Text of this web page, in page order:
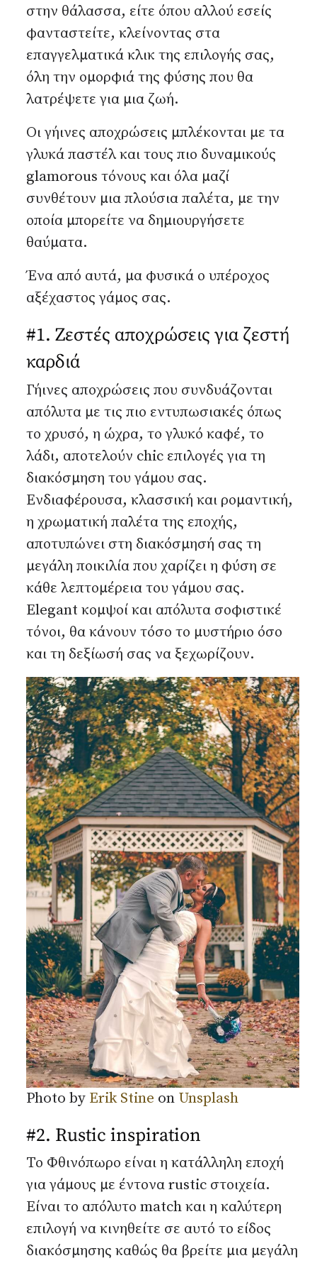
στην θάλασσα, είτε όπου αλλού εσείς
φανταστείτε, κλείνοντας στα
επαγγελματικά κλικ της επιλογής σας,
όλη την ομορφιά της φύσης που θα
λατρέψετε για μια ζωή.
Οι γήινες αποχρώσεις μπλέκονται με τα
γλυκά παστέλ και τους πιο δυναμικούς
glamorous τόνους και όλα μαζί
συνθέτουν μια πλούσια παλέτα, με την
οποία μπορείτε να δημιουργήσετε
θαύματα.
Ένα από αυτά, μα φυσικά ο υπέροχος
αξέχαστος γάμος σας.
#1. Ζεστές αποχρώσεις για ζεστή
καρδιά
Γήινες αποχρώσεις που συνδυάζονται
απόλυτα με τις πιο εντυπωσιακές όπως
το χρυσό, η ώχρα, το γλυκό καφέ, το
λάδι, αποτελούν chic επιλογές για τη
διακόσμηση του γάμου σας.
Ενδιαφέρουσα, κλασσική και ρομαντική,
η χρωματική παλέτα της εποχής,
αποτυπώνει στη διακόσμησή σας τη
μεγάλη ποικιλία που χαρίζει η φύση σε
κάθε λεπτομέρεια του γάμου σας.
Elegant κομψοί και απόλυτα σοφιστικέ
τόνοι, θα κάνουν τόσο το μυστήριο όσο
και τη δεξίωσή σας να ξεχωρίζουν.
Photo by Erik Stine on Unsplash
#2. Rustic inspiration
Το Φθινόπωρο είναι η κατάλληλη εποχή
για γάμους με έντονα rustic στοιχεία.
Είναι το απόλυτο match και η καλύτερη
επιλογή να κινηθείτε σε αυτό το είδος
διακόσμησης καθώς θα βρείτε μια μεγάλη